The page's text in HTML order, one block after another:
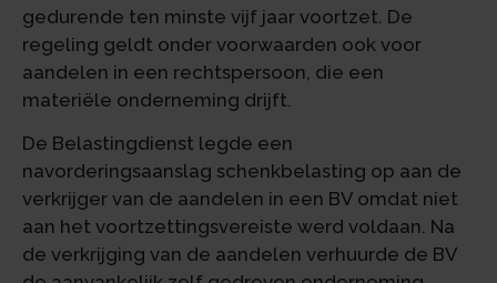
gedurende ten minste vijf jaar voortzet. De
regeling geldt onder voorwaarden ook voor
aandelen in een rechtspersoon, die een
materiële onderneming drijft.
De Belastingdienst legde een
navorderingsaanslag schenkbelasting op aan de
verkrijger van de aandelen in een BV omdat niet
aan het voortzettingsvereiste werd voldaan. Na
de verkrijging van de aandelen verhuurde de BV